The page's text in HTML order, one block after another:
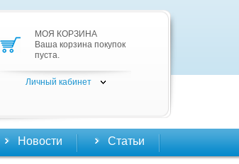
МОЯ КОРЗИНА
Ваша корзина покупок
пуста.
Личный кабинет
Новости Статьи